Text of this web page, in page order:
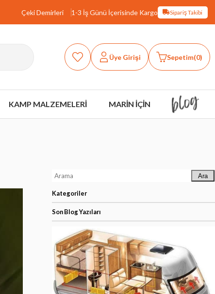
Çeki Demirleri 1-3 İş Günü İçerisinde Kargo Sipariş Takibi
Üye Girişi Sepetim 0
KAMP MALZEMELERİ MARİN İÇİN
Ara
Kategoriler
Son Blog Yazıları